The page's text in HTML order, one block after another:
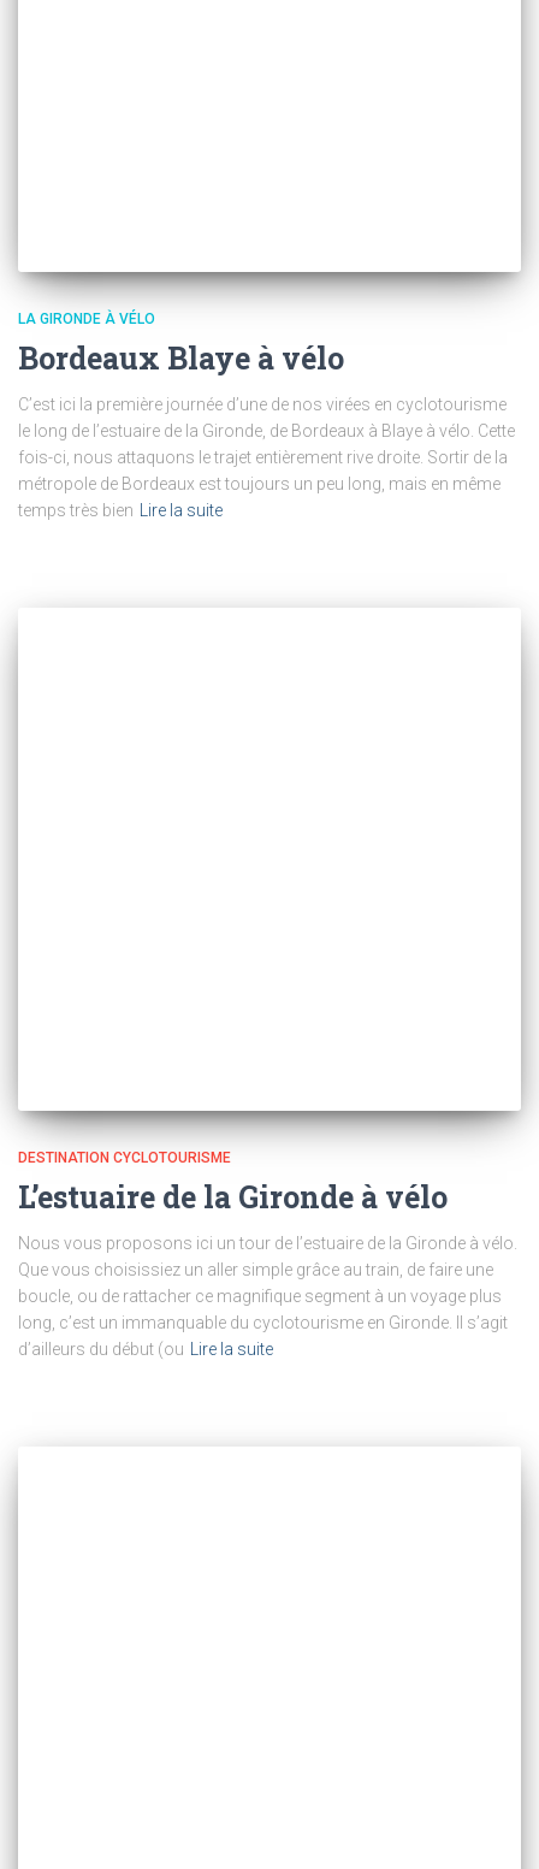
LA GIRONDE À VÉLO
Bordeaux Blaye à vélo
C’est ici la première journée d’une de nos virées en cyclotourisme
le long de l’estuaire de la Gironde, de Bordeaux à Blaye à vélo. Cette
fois-ci, nous attaquons le trajet entièrement rive droite. Sortir de la
métropole de Bordeaux est toujours un peu long, mais en même
temps très bien
Lire la suite
DESTINATION CYCLOTOURISME
L’estuaire de la Gironde à vélo
Nous vous proposons ici un tour de l’estuaire de la Gironde à vélo.
Que vous choisissiez un aller simple grâce au train, de faire une
boucle, ou de rattacher ce magnifique segment à un voyage plus
long, c’est un immanquable du cyclotourisme en Gironde. Il s’agit
d’ailleurs du début (ou
Lire la suite